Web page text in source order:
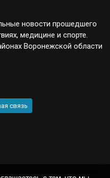
новости прошедшего
медицине и спорте.
Воронежской области
связь